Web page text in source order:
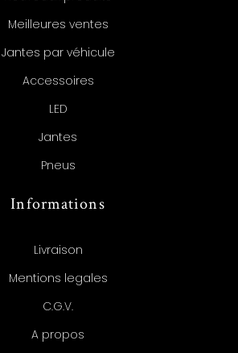
Meilleures ventes
Jantes par véhicule
Accessoires
LED
Jantes
Pneus
Informations
Livraison
Mentions legales
C.G.V.
A propos